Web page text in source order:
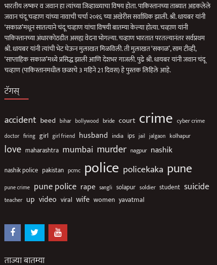
भारतीय लष्कर व जवान हा त्यांच्या जिव्हाळ्याचा विषय होता. पाकिस्तानच्या ताब्यात अडकलेले
जवान चंदू चव्हाण यांच्या नावाची चर्चा २०१६ च्या अखेरीस सर्वाधिक झाली. श्री. धायबर यांनी
‘सकाळ’मधून सातत्याने चंदू चव्हाण यांचा विषयी बातम्या केल्या होत्या. चव्हाण यांनी
पाकिस्तानच्या अंधारकोठडीत असह्य वेदना भोगल्या. चव्हाण भारतात परतल्यानंतर सर्वप्रथम
श्री. धायबर यांनी त्यांची भेट घेऊन मुलाखत मिळविली. ती मुलाखत ‘सकाळ’, साम टीव्ही,
‘साप्ताहिक सकाळ’मध्ये प्रसिद्ध झाली आणि देशभर गाजली. पुढे श्री. धायबर यांनी जवान चंदू
चव्हाण (पाकिस्तानमधील छळाचे 3 महिने 21 दिवस) हे पुस्तक लिहिले आहे.
टॅगस्
accident beed bihar bollywood bride court crime cyber crime
doctor firing girl girl friend husband india ips jail jalgaon kolhapur
love maharashtra mumbai murder nagpur nashik
nashik police pakistan pcmc police policekaka pune
pune crime pune police rape sangli solapur soldier student suicide
teacher up video viral wife women yavatmal
ताज्या बातम्या